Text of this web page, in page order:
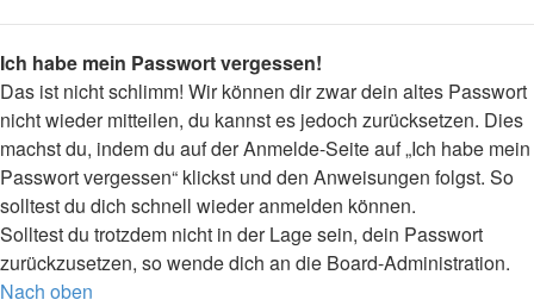
Ich habe mein Passwort vergessen!
Das ist nicht schlimm! Wir können dir zwar dein altes Passwort
nicht wieder mitteilen, du kannst es jedoch zurücksetzen. Dies
machst du, indem du auf der Anmelde-Seite auf „Ich habe mein
Passwort vergessen“ klickst und den Anweisungen folgst. So
solltest du dich schnell wieder anmelden können.
Solltest du trotzdem nicht in der Lage sein, dein Passwort
zurückzusetzen, so wende dich an die Board-Administration.
Nach oben